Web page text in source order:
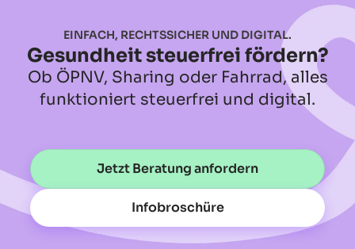
EINFACH, RECHTSSICHER UND DIGITAL.
Gesundheit steuerfrei fördern?
Ob ÖPNV, Sharing oder Fahrrad, alles
funktioniert steuerfrei und digital.
Jetzt Beratung anfordern
Infobroschüre